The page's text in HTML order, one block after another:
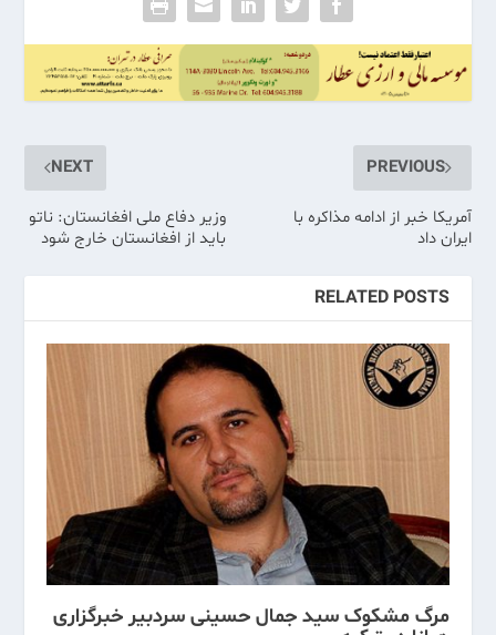
PREVIOUS
آمریکا خبر از ادامه مذاکره با
ایران داد
NEXT
وزیر دفاع ملی افغانستان: ناتو
باید از افغانستان خارج شود
RELATED POSTS
مرگ مشکوک سید جمال حسینی سردبیر خبرگزاری